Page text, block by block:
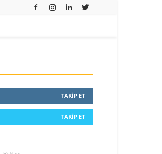
TAKIP ET
TAKIP ET